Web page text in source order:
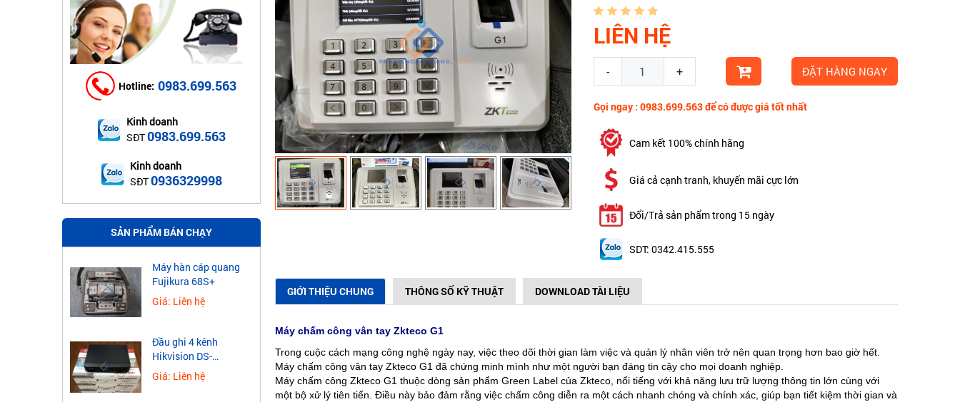
Hotline: 0983.699.563
Kinh doanh
SĐT0983.699.563
Kinh doanh
SĐT0936329998
SẢN PHẨM BÁN CHẠY
Máy hàn cáp quang
Fujikura 68S+
Giá: Liên hệ
Đầu ghi 4 kênh
Hikvision DS-
7604NXI-K1
Giá: Liên hệ
LIÊN HỆ
- + ĐẶT HÀNG NGAY
Gọi ngay : 0983.699.563 để có được giá tốt nhất
Cam kết 100% chính hãng
Giá cả cạnh tranh, khuyến mãi cực lớn
Đổi/Trả sản phẩm trong 15 ngày
SDT: 0342.415.555
GIỚI THIỆU CHUNG THÔNG SỐ KỸ THUẬT DOWNLOAD TÀI LIỆU
Máy chấm công vân tay Zkteco G1
Trong cuộc cách mạng công nghệ ngày nay, việc theo dõi thời gian làm việc và quản lý nhân viên trở nên quan trọng hơn bao giờ hết.
Máy chấm công vân tay Zkteco G1 đã chứng minh mình như một người bạn đáng tin cậy cho mọi doanh nghiệp.
Máy chấm công Zkteco G1 thuộc dòng sản phẩm Green Label của Zkteco, nổi tiếng với khả năng lưu trữ lượng thông tin lớn cùng với
một bộ xử lý tiên tiến. Điều này bảo đảm rằng việc chấm công diễn ra một cách nhanh chóng và chính xác, giúp bạn tiết kiệm thời gian và